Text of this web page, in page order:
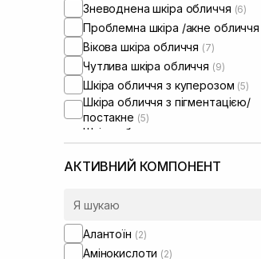
Зневоднена шкіра обличчя (6)
Проблемна шкіра /акне обличчя
Вікова шкіра обличчя (7)
Чутлива шкіра обличчя (9)
Шкіра обличчя з куперозом (5)
Шкіра обличчя з пігментацією/
постакне (5)
Шкіра обличчя з розширеними
порами
Шкіра обличчя з порушеним
мікробіомом
АКТИВНИЙ КОМПОНЕНТ
Алантоїн (2)
Амінокислоти (2)